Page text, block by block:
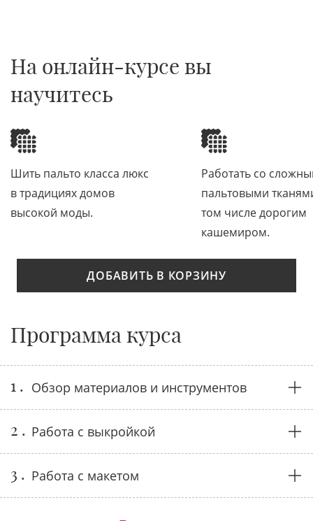
На онлайн-курсе вы
научитесь
Шить пальто класса люкс
в традициях домов
высокой моды.
Работать со
пальтовыми
том числе дорогим
кашемиром.
ДОБАВИТЬ В КОРЗИНУ
Программа курса
1 . Обзор материалов и инструментов
2 . Работа с выкройкой
3 . Работа с макетом